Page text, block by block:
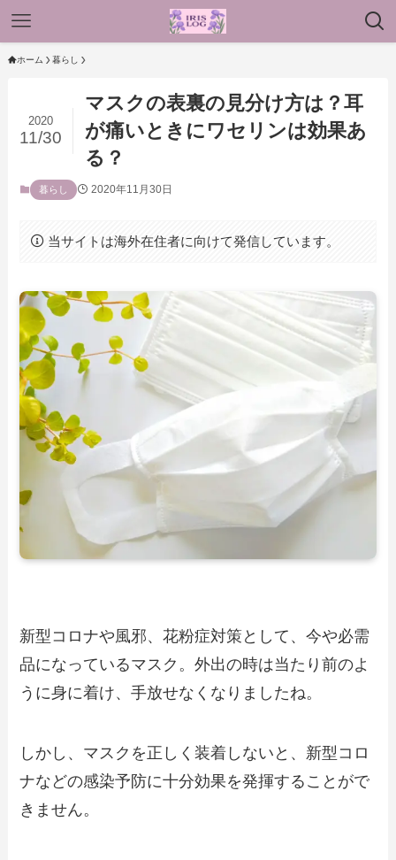
ホーム 暮らし
マスクの表裏の見分け方は？耳
が痛いときにワセリンは効果あ
る？
2020
11/30
暮らし 2020年11月30日
当サイトは海外在住者に向けて発信しています。
新型コロナや風邪、花粉症対策として、今や必需
品になっているマスク。外出の時は当たり前のよ
うに身に着け、手放せなくなりましたね。
しかし、マスクを正しく装着しないと、新型コロ
ナなどの感染予防に十分効果を発揮することがで
きません。